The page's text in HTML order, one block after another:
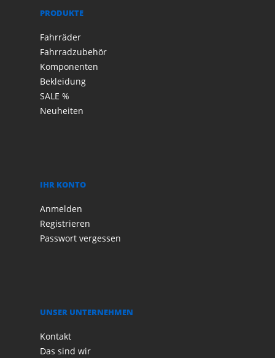
PRODUKTE
Fahrräder
Fahrradzubehör
Komponenten
Bekleidung
SALE %
Neuheiten
IHR KONTO
Anmelden
Registrieren
Passwort vergessen
UNSER UNTERNEHMEN
Kontakt
Das sind wir